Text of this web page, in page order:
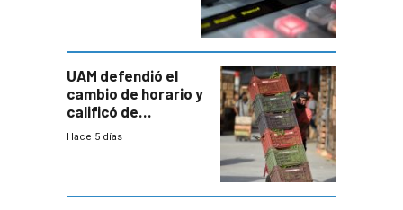
UAM defendió el
cambio de horario y
calificó de
“desproporcionado”
Hace 5 días